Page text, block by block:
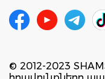
© 2012-2023